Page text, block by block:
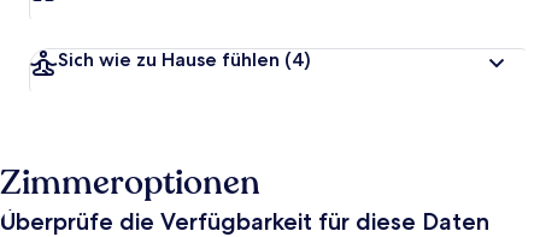
Sich wie zu Hause fühlen (4)
Zimmeroptionen
Überprüfe die Verfügbarkeit für diese Daten